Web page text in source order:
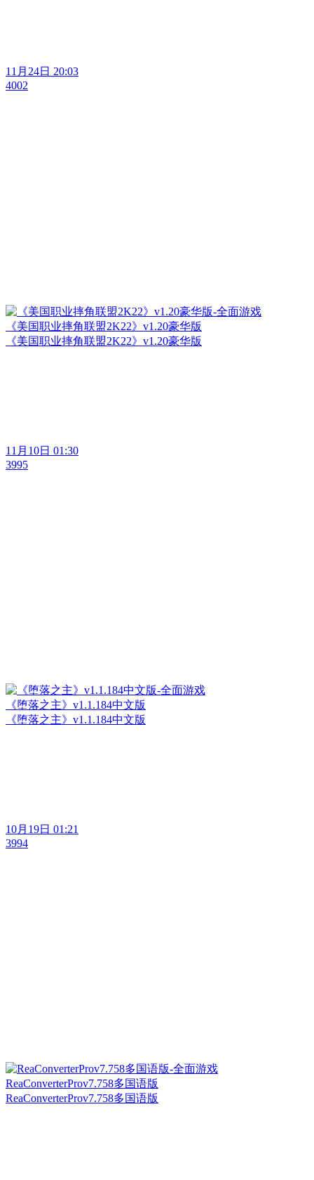
11月24日 20:03
4002
《美国职业摔角联盟2K22》v1.20豪华版
《美国职业摔角联盟2K22》v1.20豪华版
11月10日 01:30
3995
《堕落之主》v1.1.184中文版
《堕落之主》v1.1.184中文版
10月19日 01:21
3994
ReaConverterProv7.758多国语版
ReaConverterProv7.758多国语版